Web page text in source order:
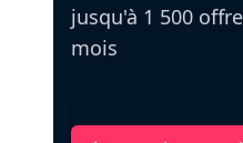
jusqu'à 1 500
mois